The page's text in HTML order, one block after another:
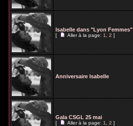
Isabelle dans "Lyon Femmes"
[ Aller à la page:1,2]
Anniversaire Isabelle
Gala CSGL 25 mai
[ Aller à la page:1,2]